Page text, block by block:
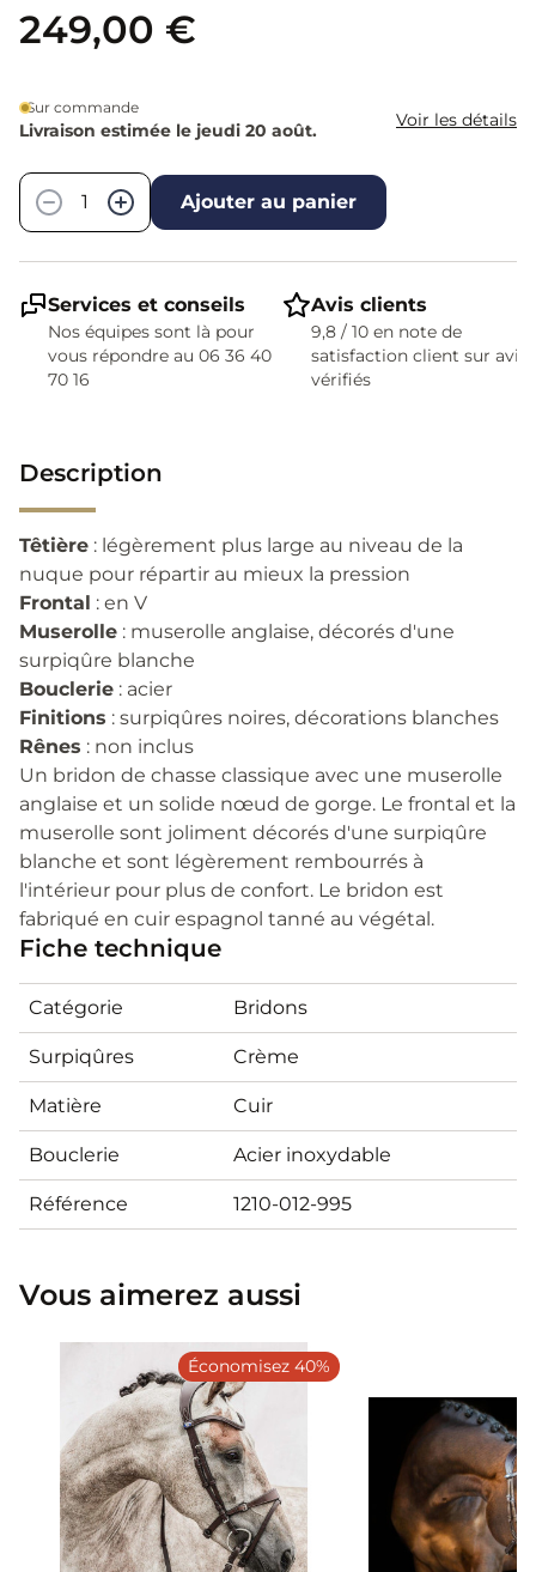
249,00 €
Sur commande
Livraison estimée le jeudi 20 août. Voir les détails
−
+ Ajouter au panier
Services et conseils
Nos équipes sont là pour
vous répondre au 06 36 40
70 16
Avis clients
9,8 / 10 en note de
satisfaction client sur avis
vérifiés
Description
Têtière : légèrement plus large au niveau de la
nuque pour répartir au mieux la pression
Frontal : en V
Muserolle : muserolle anglaise, décorés d'une
surpiqûre blanche
Bouclerie : acier
Finitions : surpiqûres noires, décorations blanches
Rênes : non inclus
Un bridon de chasse classique avec une muserolle
anglaise et un solide nœud de gorge. Le frontal et la
muserolle sont joliment décorés d'une surpiqûre
blanche et sont légèrement rembourrés à
l'intérieur pour plus de confort. Le bridon est
fabriqué en cuir espagnol tanné au végétal.
Fiche technique
Catégorie Bridons
Surpiqûres Crème
Matière Cuir
Bouclerie Acier inoxydable
Référence 1210-012-995
Vous aimerez aussi
Économisez 40%